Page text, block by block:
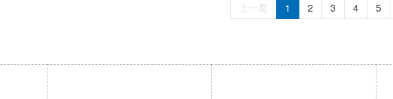
上一页 1 2 3 4 5